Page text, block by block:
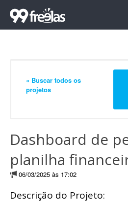
« Buscar todos os
projetos
Dashboard de
planilha
06/03/2025 às 17:02
Descrição do Projeto: